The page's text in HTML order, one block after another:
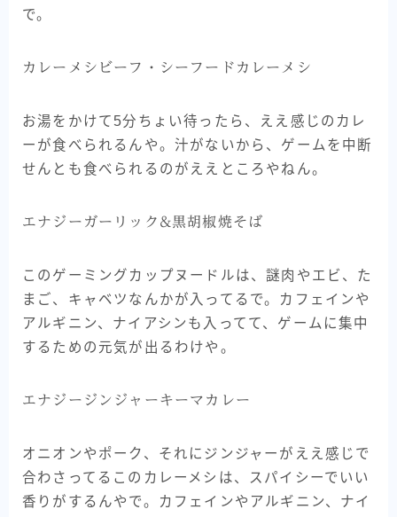
で。
カレーメシビーフ・シーフードカレーメシ
お湯をかけて5分ちょい待ったら、ええ感じのカレ
ーが食べられるんや。汁がないから、ゲームを中断
せんとも食べられるのがええところやねん。
エナジーガーリック&黒胡椒焼そば
このゲーミングカップヌードルは、謎肉やエビ、た
まご、キャベツなんかが入ってるで。カフェインや
アルギニン、ナイアシンも入ってて、ゲームに集中
するための元気が出るわけや。
エナジージンジャーキーマカレー
オニオンやポーク、それにジンジャーがええ感じで
合わさってるこのカレーメシは、スパイシーでいい
香りがするんやで。カフェインやアルギニン、ナイ